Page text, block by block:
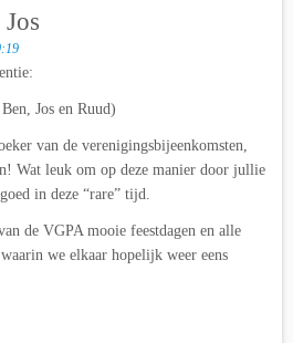
Jos en Ruud)
van de verenigingsbijeenkomsten,
Wat leuk om op deze manier door jullie
in deze “rare” tijd.
de VGPA mooie feestdagen en alle
we elkaar hopelijk weer eens